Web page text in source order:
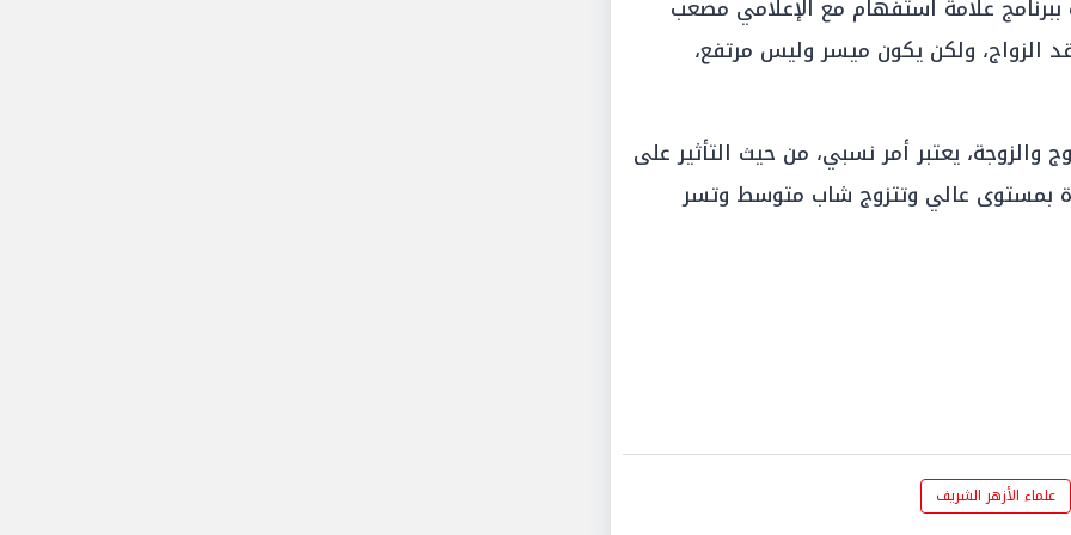
ببرنامج علامة استفهام مع الإعلامي مصعب
الزواج، ولكن يكون ميسر وليس مرتفع،
والزوجة، يعتبر أمر نسبي، من حيث التأثير على
بمستوى عالي وتتزوج شاب متوسط وتسر
علماء الأزهر الشريف